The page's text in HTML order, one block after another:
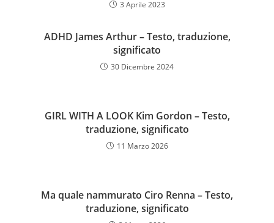
3 Aprile 2023
ADHD James Arthur – Testo, traduzione,
significato
30 Dicembre 2024
GIRL WITH A LOOK Kim Gordon – Testo,
traduzione, significato
11 Marzo 2026
Ma quale nammurato Ciro Renna – Testo,
traduzione, significato